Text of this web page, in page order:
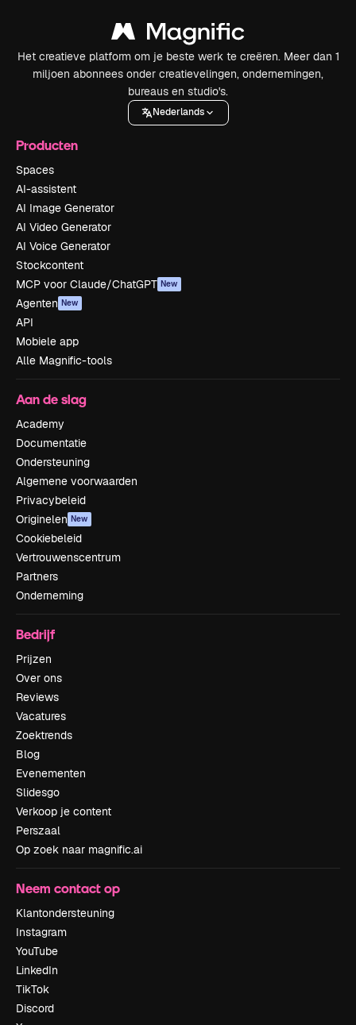
Het creatieve platform om je beste werk te creëren. Meer dan 1
miljoen abonnees onder creatievelingen, ondernemingen,
bureaus en studio's.
Nederlands
Producten
Spaces
AI-assistent
AI Image Generator
AI Video Generator
AI Voice Generator
Stockcontent
MCP voor Claude/ChatGPT New
Agenten New
API
Mobiele app
Alle Magnific-tools
Aan de slag
Academy
Documentatie
Ondersteuning
Algemene voorwaarden
Privacybeleid
Originelen New
Cookiebeleid
Vertrouwenscentrum
Partners
Onderneming
Bedrijf
Prijzen
Over ons
Reviews
Vacatures
Zoektrends
Blog
Evenementen
Slidesgo
Verkoop je content
Perszaal
Op zoek naar magnific.ai
Neem contact op
Klantondersteuning
Instagram
YouTube
LinkedIn
TikTok
Discord